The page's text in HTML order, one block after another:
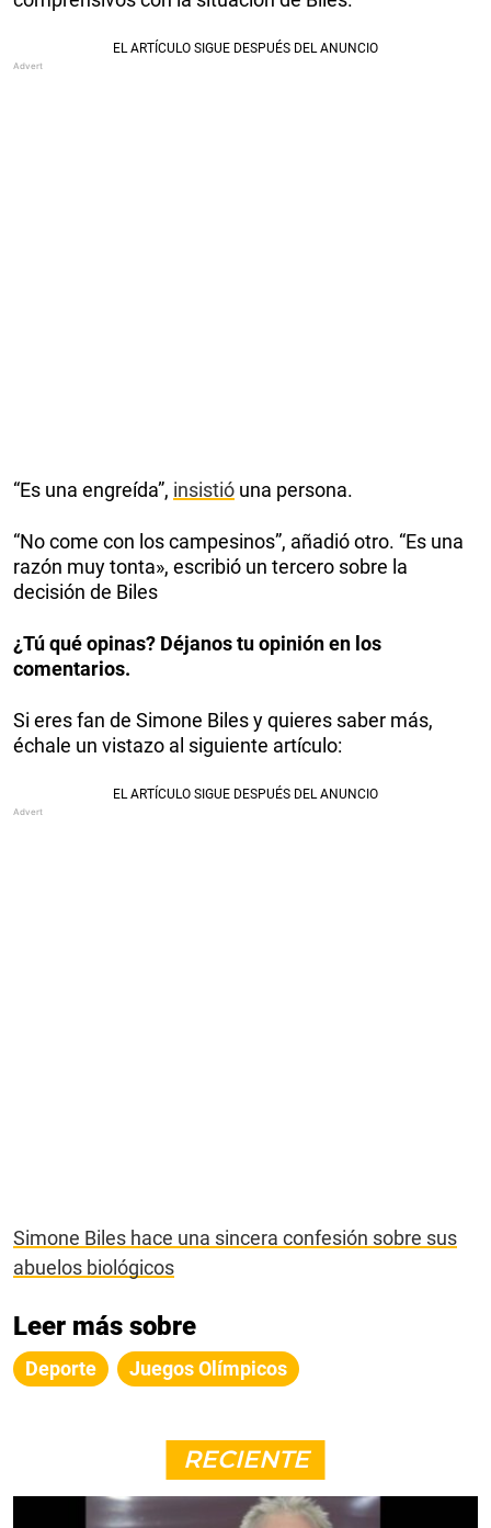
“Es una engreída”, insistió una persona.
“No come con los campesinos”, añadió otro. “Es una
razón muy tonta», escribió un tercero sobre la
decisión de Biles
¿Tú qué opinas? Déjanos tu opinión en los
comentarios.
Si eres fan de Simone Biles y quieres saber más,
échale un vistazo al siguiente artículo:
Simone Biles hace una sincera confesión sobre sus
abuelos biológicos
Leer más sobre
Deporte Juegos Olímpicos
RECIENTE